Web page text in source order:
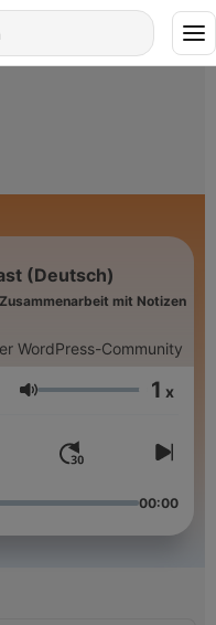
(Deutsch)
mit Notizen
WordPress-Community
Lautstärke 1 x
00:00